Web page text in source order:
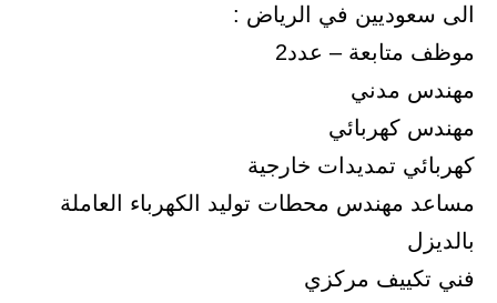
الى سعوديين في الرياض :
موظف متابعة – عدد2
مهندس مدني
مهندس كهربائي
كهربائي تمديدات خارجية
مساعد مهندس محطات توليد الكهرباء العاملة
بالديزل
فني تكييف مركزي